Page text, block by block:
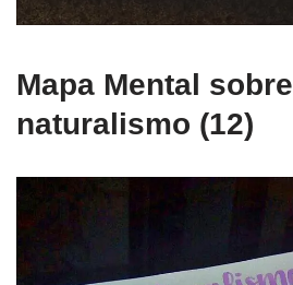
Mapa Mental sobre
naturalismo (12)